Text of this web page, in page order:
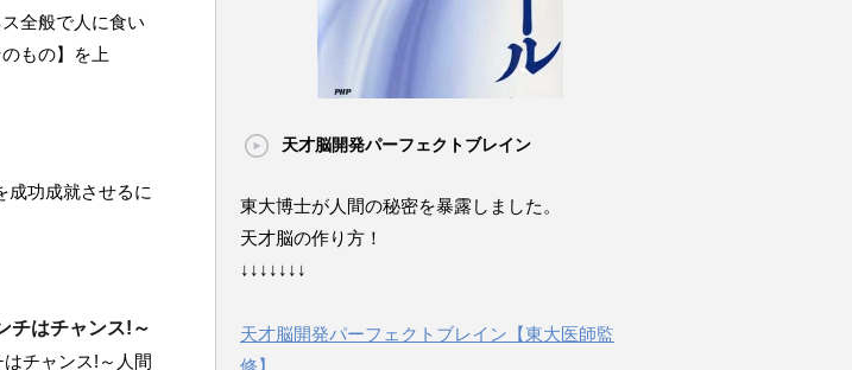
全般で人に食い
もの】を上
成功成就させるに
チはチャンス!～
チャンス!～人間
天才脳開発パーフェクトブレイン
東大博士が人間の秘密を暴露しました。
天才脳の作り方！
↓↓↓↓↓↓↓
天才脳開発パーフェクトブレイン【東大医師監
修】